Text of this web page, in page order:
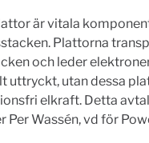
är vitala
Plattorna
och leder
uttryckt, utan dessa
elkraft. Detta
Per Wassén, vd för